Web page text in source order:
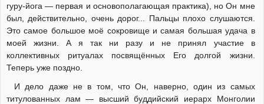
гуру-йога — первая и основополагающая практика), но Он мне
был, действительно, очень дорог... Пальцы плохо слушаются.
Это самое большое моё сокровище и самая большая удача в
моей жизни. А я так ни разу и не принял участие в
коллективных ритуалах посвящённых Его долгой жизни.
Теперь уже поздно.
И дело даже не в том, что Он, наверно, один из самых
титулованных лам — высший буддийский иерарх Монголии